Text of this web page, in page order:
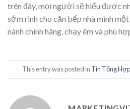
trên đây, mọi người sẽ hiểu được
sớm rinh cho căn bếp nhà mình
nành chính hãng, chạy êm và phù
This entry was posted in Tin Tổng Hợp